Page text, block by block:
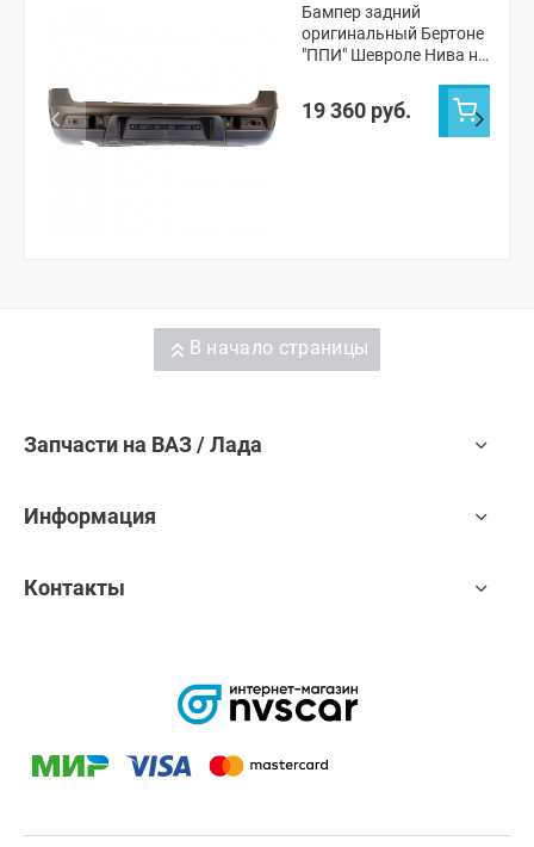
Бампер задний
оригинальный Бертоне
"ППИ" Шевроле Нива н/
19 360 руб.
В начало страницы
Запчасти на ВАЗ / Лада
Информация
Контакты